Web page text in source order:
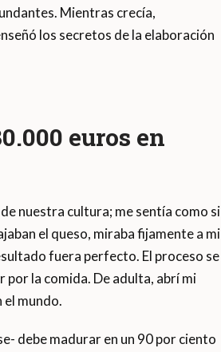
Mientras crecía,
los secretos de la elaboración
euros en
nuestra cultura; me sentía como si
el queso, miraba fijamente a mi
fuera perfecto. El proceso se
por la comida. De adulta, abrí mi
mundo.
debe madurar en un 90 por ciento